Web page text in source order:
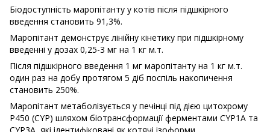
Біодоступність маропітанту у котів після підшкірного
введення становить 91,3%.
Маропітант демонструє лінійну кінетику при підшкірному
введенні у дозах 0,25-3 мг на 1 кг м.т.
Після підшкірного введення 1 мг маропітанту на 1 кг м.т.
один раз на добу протягом 5 діб поспіль накопичення
становить 250%.
Маропітант метаболізується у печінці під дією цитохрому
Р450 (CYP) шляхом біотрансформації ферментами CYP1A та